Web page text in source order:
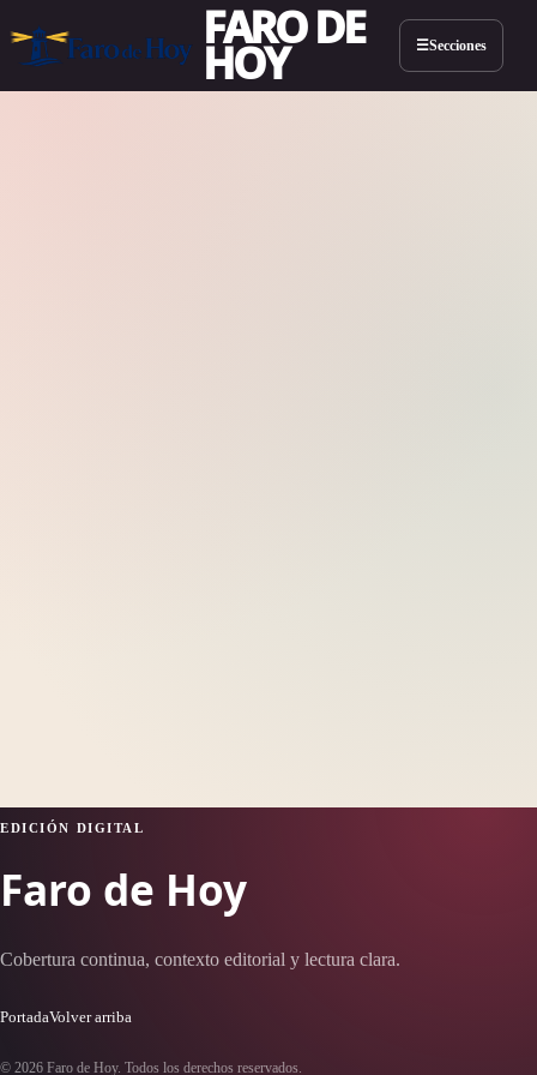
FARO DE
HOY ☰Secciones
EDICIÓN DIGITAL
Faro de Hoy
Cobertura continua, contexto editorial y lectura clara.
PortadaVolver arriba
© 2026 Faro de Hoy. Todos los derechos reservados.